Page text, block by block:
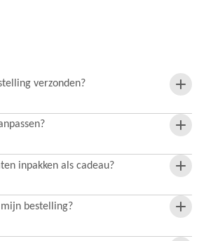
verzonden?
inpakken als cadeau?
bestelling?